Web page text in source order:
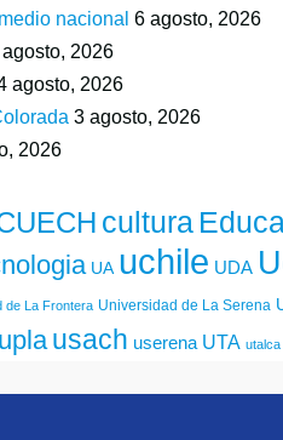
nacional 6 agosto, 2026
2026
agosto, 2026
3 agosto, 2026
2026
cultura
UA uchile UDA
de La Frontera Universidad de La Serena
uplausach userena UTA utalca